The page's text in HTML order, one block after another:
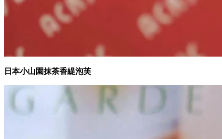
日本小山園抹茶香緹泡芙